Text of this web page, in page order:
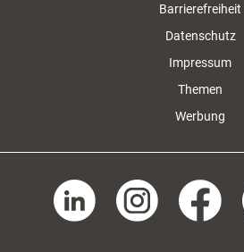
Barrierefreiheit
Datenschutz
Impressum
Themen
Werbung